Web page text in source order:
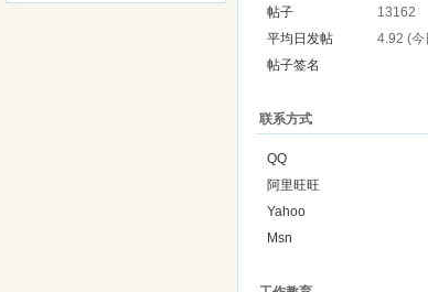
帖子
13162
平均日发帖
4.92 (今
帖子签名
联系方式
QQ
阿里旺旺
Yahoo
Msn